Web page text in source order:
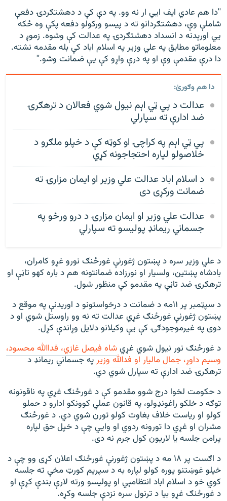
''دا هم عادي ايف ايي ار نه وو. په دې کې د دهشتګردۍ دفعې
شاملې وې، دهشتګردانو ته د پيسو ورکولو دفعه پکې وه ځکه
يي اورېدنه د انسداد دهشتګردۍ په عدالت کې وشوه. زموږ د
معلوماتو مطابق په علي وزير په اسلام اباد کې بله مقدمه نشته.
دا درې مقدمې وې او په درې واړو کې يې ضمانت وشو.''
دا هم وګورئ:
عدالت د پي ټي اېم نیول شوي فعالان د ترهګرۍ
ضد ادارې ته سپارلي
پي ټي اېم په کراچۍ او کوټه کې د خپلو ملګرو د
خلاصولو لپاره احتجاجونه کړي
د اسلام اباد عدالت علي وزیر او ایمان مزارۍ ته
ضمانت ورکړی دی
عدالت علي وزير او ايمان مزارۍ د درو ورځو په
جسماني ریمانډ پولیسو ته سپارلي
د علي وزير سره د پښتون ژغورنې غورځنګ نورو غړو کامران،
بادشاه پښتين، ولسيار او نورزاده ضمانتونه هم د باره کهو تاڼې او
ترهګرۍ ضد تاڼې په مقدمو کې منظور شول.
د سپټمبر پر ۱۱مه د ضمانت د درخواستونو د اوريدنې په موقع د
پښتون ژغورنې غورځنګ غړي عدالت ته نه وو راوستل شوي او د
دوی په غیرموجودګۍ کې يې وکيلانو دلايل وړاندې کړل.
د غورځنګ نور نیول شوي غړيشاه فيصل غازي، فداالله محسود،
وسيم داوړ، جمال ماليار او فدالله وزيرپه جسماني ريمانډ د
ترهګرۍ ضد ادارې ته سپارل شوي دي.
د حکومت لخوا درج شوو مقدمو کې د غورځنګ غړي په ناقونونه
توګه د خلکو راغونډولو، په قانون عملي کوونکو ادارو د حملو
کولو او رياست خلاف بغاوت کولو تورن شوي دي. د غورځنګ
مشران او غړي دا تورونه ردوي او وايي چې د خپل حق لپاره
پرامن جلسه يا لاريون کول جرم نه دی.
د اګست پر ۱۸ مه د پښتون ژغورنې غورځنګ اعلان کړی وو چې د
خپلو غوښتنو پوره کولو لپاره به د سپريم کورټ مخې ته جلسه
کوي خو د اسلام اباد انتظامېي او پوليسو ورته لارې بندې کړې او
د غورځنګ غړو بیا د ترنول سره نزدې جلسه وکړه.